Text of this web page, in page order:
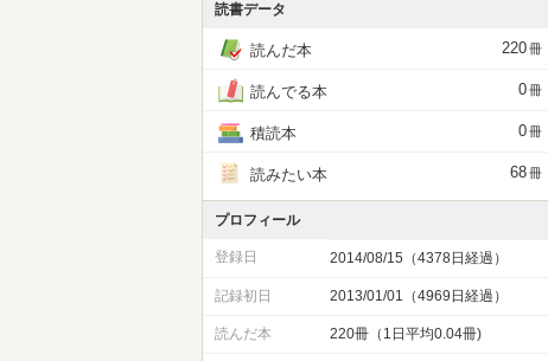
読書データ
読んだ本 220冊
読んでる本 0冊
積読本 0冊
読みたい本 68冊
プロフィール
登録日 2014/08/15（4378日経過）
記録初日 2013/01/01（4969日経過）
読んだ本 220冊（1日平均0.04冊)